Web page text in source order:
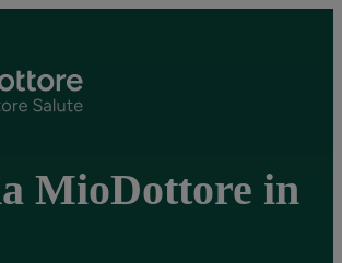
MioDottore in